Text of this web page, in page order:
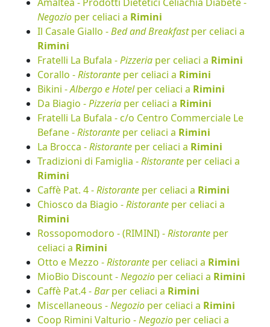
Negozio per celiaci a Rimini
Il Casale Giallo -Bed and Breakfastper celiaci a
Rimini
Fratelli La Bufala -Pizzeria per celiaci a Rimini
Corallo -Ristorante per celiaci a Rimini
Bikini -Albergo e Hotelper celiaci a Rimini
Da Biagio -Pizzeria per celiaci a Rimini
Fratelli La Bufala - c/o Centro Commerciale Le
Befane -Ristorante per celiaci a Rimini
La Brocca -Ristorante per celiaci a Rimini
Tradizioni di Famiglia -Ristorante per celiaci a
Rimini
Caffè Pat. 4 -Ristorante per celiaci a Rimini
Chiosco da Biagio -Ristorante per celiaci a
Rimini
Rossopomodoro - (RIMINI) -Ristorante per
celiaci a Rimini
Otto e Mezzo -Ristorante per celiaci a Rimini
MioBio Discount -Negozio per celiaci a Rimini
Caffè Pat.4 -Barper celiaci a Rimini
Miscellaneous -Negozio per celiaci a Rimini
Coop Rimini Valturio -Negozio per celiaci a